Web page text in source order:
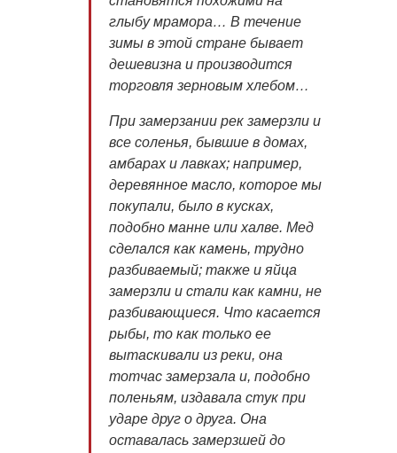
глыбу мрамора… В течение
зимы в этой стране бывает
дешевизна и производится
торговля зерновым хлебом…
При замерзании рек замерзли и
все соленья, бывшие в домах,
амбарах и лавках; например,
деревянное масло, которое мы
покупали, было в кусках,
подобно манне или халве. Мед
сделался как камень, трудно
разбиваемый; также и яйца
замерзли и стали как камни, не
разбивающиеся. Что касается
рыбы, то как только ее
вытаскивали из реки, она
тотчас замерзала и, подобно
поленьям, издавала стук при
ударе друг о друга. Она
оставалась замерзшей до